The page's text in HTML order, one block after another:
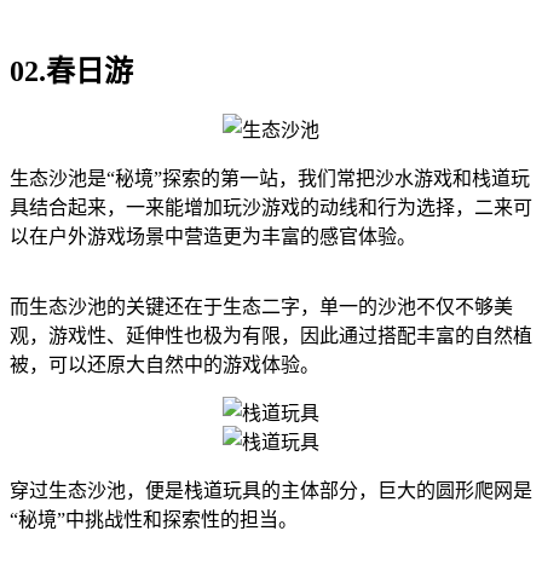
02.春日游
生态沙池是“秘境”探索的第一站，我们常把沙水游戏和栈道玩
具结合起来，一来能增加玩沙游戏的动线和行为选择，二来可
以在户外游戏场景中营造更为丰富的感官体验。
而生态沙池的关键还在于生态二字，单一的沙池不仅不够美
观，游戏性、延伸性也极为有限，因此通过搭配丰富的自然植
被，可以还原大自然中的游戏体验。
穿过生态沙池，便是栈道玩具的主体部分，巨大的圆形爬网是
“秘境”中挑战性和探索性的担当。